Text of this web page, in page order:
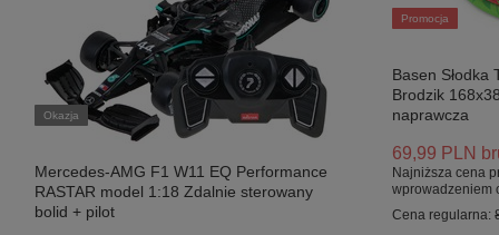
Okazja
Mercedes-AMG F1 W11 EQ Performance
RASTAR model 1:18 Zdalnie sterowany
bolid + pilot
Promocja
Basen Słodka
Brodzik
naprawcza
69,99 PLN
Najniższa cena
wprowadzeniem
Cena regularna: